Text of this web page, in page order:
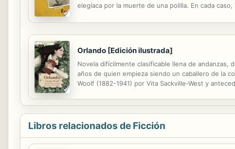
elegíaca por la muerte de una polilla. En cada
Orlando [Edición ilustrada]
Novela difícilmente clasificable llena de andanzas,
años de quien empieza siendo un caballero de la
Woolf (1882-1941) por Vita Sackville-West y
Libros relacionados de Ficción